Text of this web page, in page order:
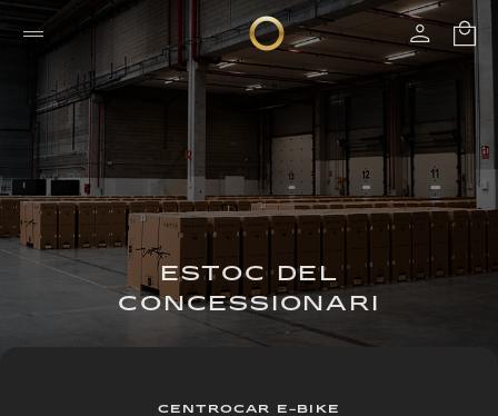
ESTOC DEL
CONCESSIONARI
CENTROCAR E-BIKE